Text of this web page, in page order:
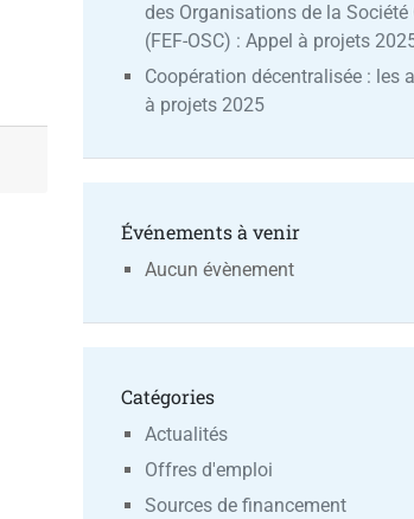
des Organisations de la Société
(FEF-OSC) : Appel à projets
Coopération décentralisée : les
à projets 2025
Événements à venir
Aucun évènement
Catégories
Actualités
Offres d'emploi
Sources de financement